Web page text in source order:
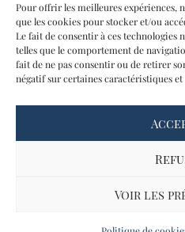
Pour offrir les meilleures expériences,
que les cookies pour stocker et/ou
Le fait de consentir à ces technologies
telles que le comportement de
fait de ne pas consentir ou de retirer
négatif sur certaines caractéristiques
Voir les